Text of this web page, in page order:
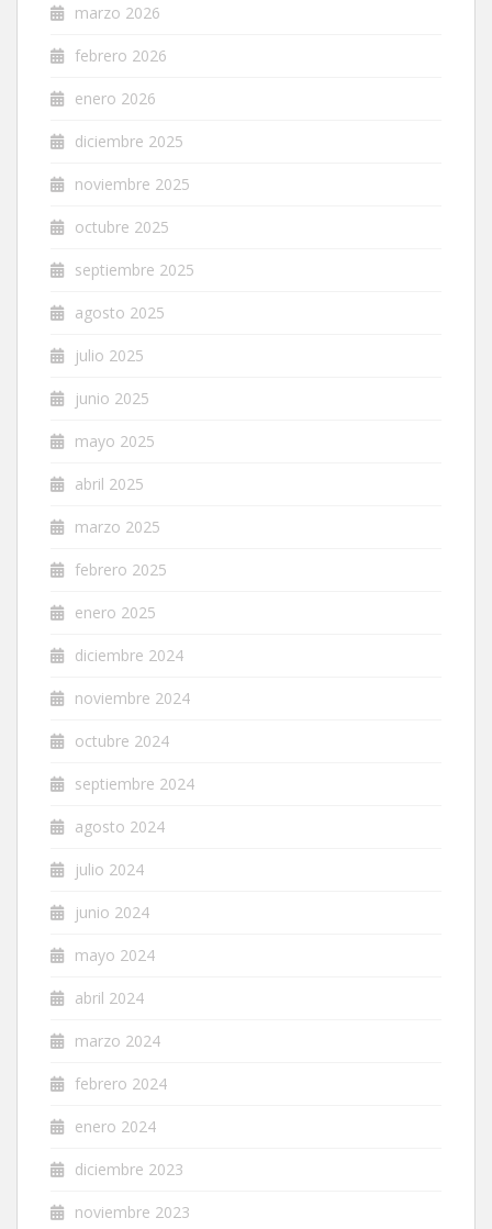
marzo 2026
febrero 2026
enero 2026
diciembre 2025
noviembre 2025
octubre 2025
septiembre 2025
agosto 2025
julio 2025
junio 2025
mayo 2025
abril 2025
marzo 2025
febrero 2025
enero 2025
diciembre 2024
noviembre 2024
octubre 2024
septiembre 2024
agosto 2024
julio 2024
junio 2024
mayo 2024
abril 2024
marzo 2024
febrero 2024
enero 2024
diciembre 2023
noviembre 2023